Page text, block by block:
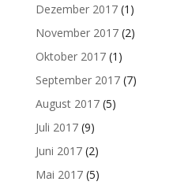
Dezember 2017(1)
November 2017(2)
Oktober 2017(1)
September 2017(7)
August 2017(5)
Juli 2017(9)
Juni 2017(2)
Mai 2017(5)